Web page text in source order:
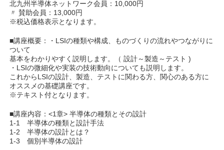
北九州半導体ネットワーク会員：10,000円
〃 賛助会員：13,000円
※税込価格表示となります。
■講座概要：・LSIの種類や構成、ものづくりの流れやつながりに
ついて
基本をわかりやすく説明します。（ 設計～製造～テスト )
・LSIの微細化や実装の技術動向についても説明します。
これからLSIの設計、製造、テストに関わる方、関心のある方に
オススメの基礎講座です。
※テキスト付となります。
■講座内容：<1章> 半導体の種類とその設計
1-1 半導体の種類と設計手法
1-2 半導体の設計とは？
1-3 個別半導体の設計